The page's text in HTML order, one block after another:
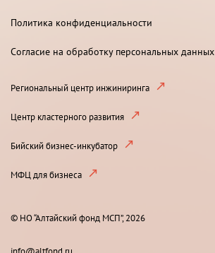
Политика конфиденциальности
Согласие на обработку персональных данных
Региональный центр инжиниринга
Центр кластерного развития
Бийский бизнес-инкубатор
МФЦ для бизнеса
© НО “Алтайский фонд МСП”, 2026